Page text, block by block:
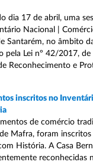
dia 17 de abril, uma
Nacional |
Santarém, no âmbito
pela Lei nº 42/2017,
Reconhecimento e
inscritos no
de comércio
Mafra, foram
História. A Casa
reconhecidas